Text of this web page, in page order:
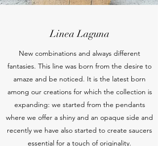
Linea Laguna
New combinations and always different
fantasies. This line was born from the desire to
amaze and be noticed. It is the latest born
among our creations for which the collection is
expanding: we started from the pendants
where we offer a shiny and an opaque side and
recently we have also started to create saucers
essential for a touch of originality.